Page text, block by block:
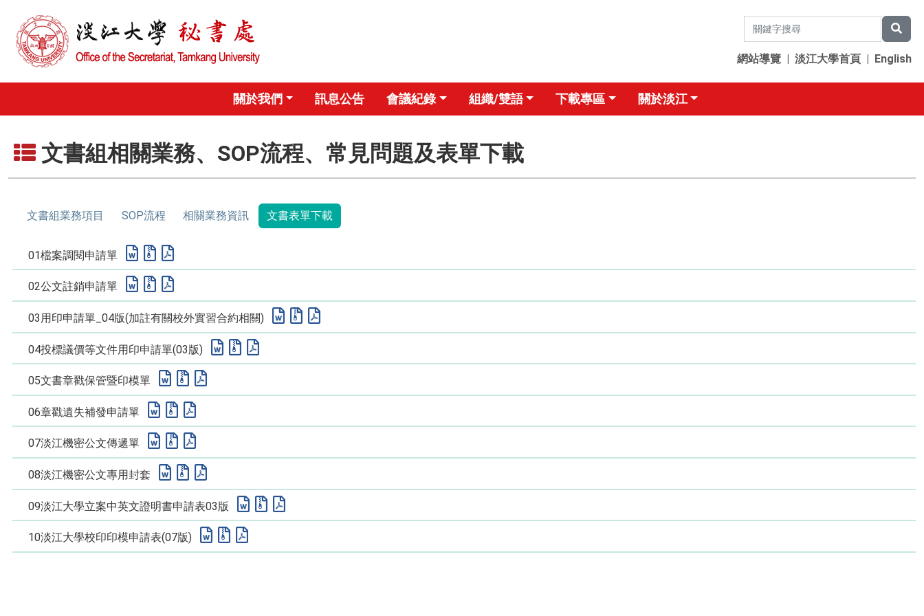
網站導覽 | 淡江大學首頁 | English
關於我們 訊息公告 會議紀錄 組織/雙語 下載專區 關於淡江
文書組相關業務、SOP流程、常見問題及表單下載
文書組業務項目 SOP流程 相關業務資訊 文書表單下載
01檔案調閱申請單
02公文註銷申請單
03用印申請單_04版(加註有關校外實習合約相關)
04投標議價等文件用印申請單(03版)
05文書章戳保管暨印模單
06章戳遺失補發申請單
07淡江機密公文傳遞單
08淡江機密公文專用封套
09淡江大學立案中英文證明書申請表03版
10淡江大學校印印模申請表(07版)